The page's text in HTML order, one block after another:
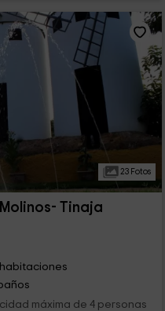
23 Fotos
Tinaja
máxima de 4 personas